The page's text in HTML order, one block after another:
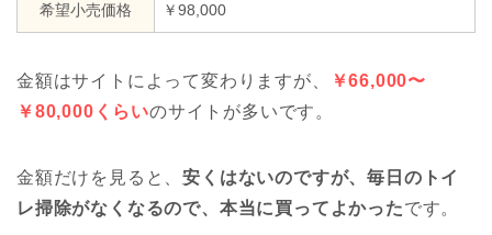
希望小売価格 ￥98,000
金額はサイトによって変わりますが、
￥66,000〜
￥80,000くらいのサイトが多いです。
金額だけを見ると、安くはないのですが、毎日のトイ
レ掃除がなくなるので、本当に買ってよかったです。